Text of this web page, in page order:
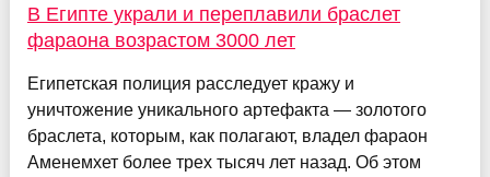
В Египте украли и переплавили браслет
фараона возрастом 3000 лет
Египетская полиция расследует кражу и
уничтожение уникального артефакта — золотого
браслета, которым, как полагают, владел фараон
Аменемхет более трех тысяч лет назад. Об этом